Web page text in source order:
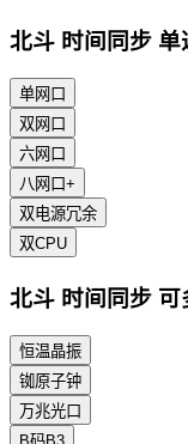
北斗 时间同步 单
单网口
双网口
六网口
八网口+
双电源冗余
双CPU
北斗 时间同步 可
恒温晶振
铷原子钟
万兆光口
B码B3